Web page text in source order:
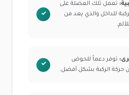
تعمل تلك العضلة على
للداخل والذي يعد من
توفر دعماً للحوض
حركة الركبة بشكل أفضل.